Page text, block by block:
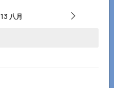
13 八月